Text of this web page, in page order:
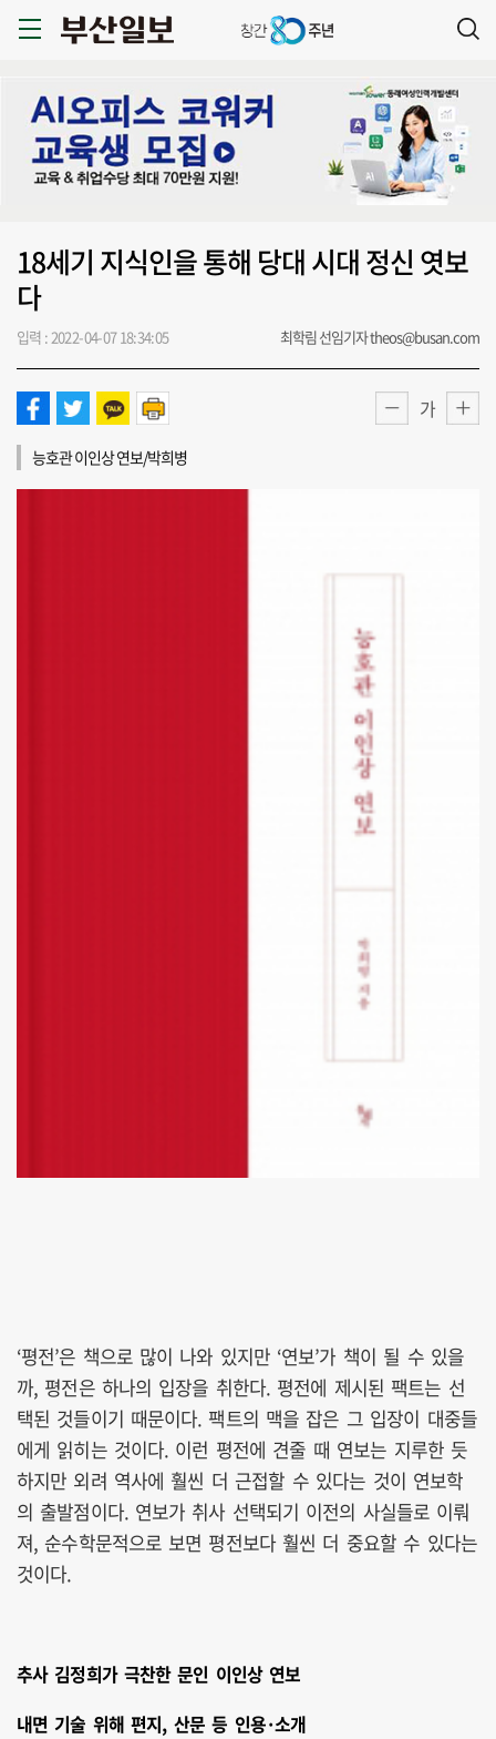
18세기 지식인을 통해 당대 시대 정신 엿보
다
입력 : 2022-04-07 18:34:05 최학림 선임기자 theos@busan.com
가
능호관 이인상 연보/박희병
‘평전’은 책으로 많이 나와 있지만 ‘연보’가 책이 될 수 있을
까, 평전은 하나의 입장을 취한다. 평전에 제시된 팩트는 선
택된 것들이기 때문이다. 팩트의 맥을 잡은 그 입장이 대중들
에게 읽히는 것이다. 이런 평전에 견줄 때 연보는 지루한 듯
하지만 외려 역사에 훨씬 더 근접할 수 있다는 것이 연보학
의 출발점이다. 연보가 취사 선택되기 이전의 사실들로 이뤄
져, 순수학문적으로 보면 평전보다 훨씬 더 중요할 수 있다는
것이다.
추사 김정희가 극찬한 문인 이인상 연보
내면 기술 위해 편지, 산문 등 인용·소개